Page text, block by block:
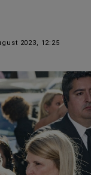
2023, 12:25